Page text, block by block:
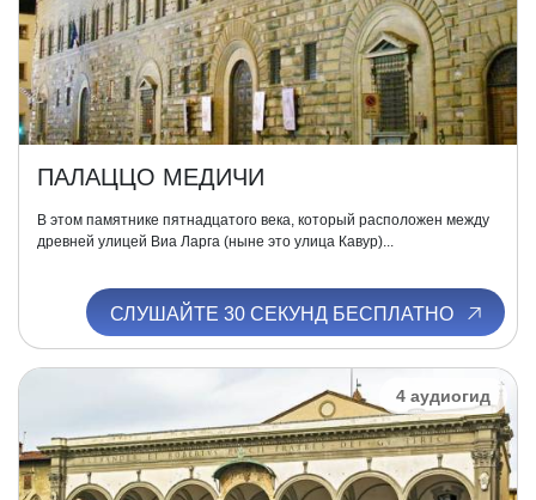
ПАЛАЦЦО МЕДИЧИ
В этом памятнике пятнадцатого века, который расположен между
древней улицей Виа Ларга (ныне это улица Кавур)...
СЛУШАЙТЕ 30 СЕКУНД БЕСПЛАТНО
4 аудиогид